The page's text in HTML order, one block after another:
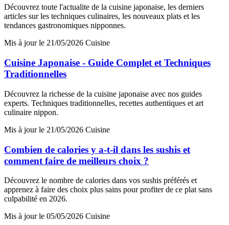
Découvrez toute l'actualite de la cuisine japonaise, les derniers
articles sur les techniques culinaires, les nouveaux plats et les
tendances gastronomiques nipponnes.
Mis à jour le 21/05/2026 Cuisine
Cuisine Japonaise - Guide Complet et Techniques
Traditionnelles
Découvrez la richesse de la cuisine japonaise avec nos guides
experts. Techniques traditionnelles, recettes authentiques et art
culinaire nippon.
Mis à jour le 21/05/2026 Cuisine
Combien de calories y a-t-il dans les sushis et
comment faire de meilleurs choix ?
Découvrez le nombre de calories dans vos sushis préférés et
apprenez à faire des choix plus sains pour profiter de ce plat sans
culpabilité en 2026.
Mis à jour le 05/05/2026 Cuisine